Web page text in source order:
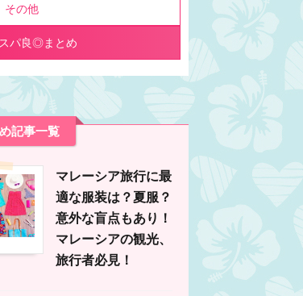
その他
パ良◎まとめ
記事一覧
マレーシア旅行に最
適な服装は？夏服？
意外な盲点もあり！
マレーシアの観光、
旅行者必見！